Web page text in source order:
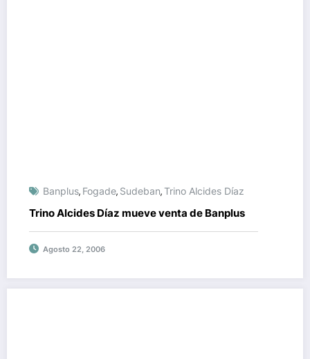
Banplus, Fogade, Sudeban,Trino Alcides Díaz
Trino Alcides Díaz mueve venta de Banplus
Agosto 22, 2006